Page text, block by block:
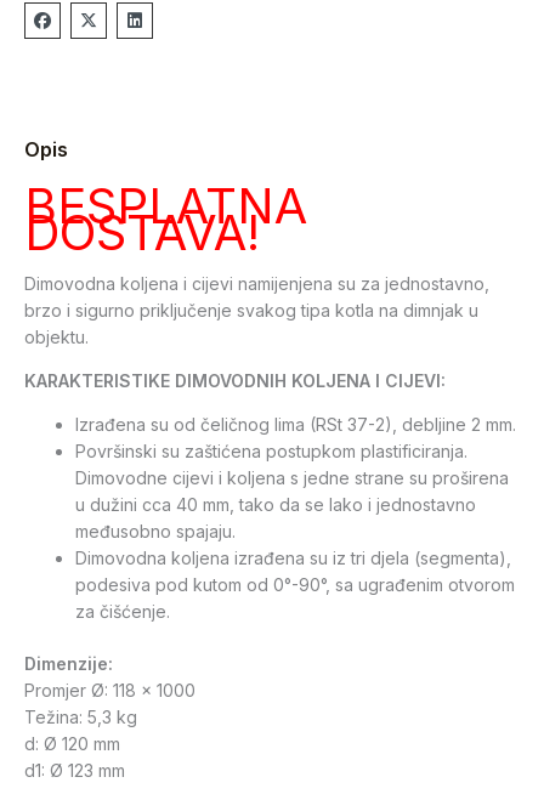
Opis
BESPLATNA
DOSTAVA!
Dimovodna koljena i cijevi namijenjena su za jednostavno,
brzo i sigurno priključenje svakog tipa kotla na dimnjak u
objektu.
KARAKTERISTIKE DIMOVODNIH KOLJENA I CIJEVI:
Izrađena su od čeličnog lima (RSt 37-2), debljine 2 mm.
Površinski su zaštićena postupkom plastificiranja.
Dimovodne cijevi i koljena s jedne strane su proširena
u dužini cca 40 mm, tako da se lako i jednostavno
međusobno spajaju.
Dimovodna koljena izrađena su iz tri djela (segmenta),
podesiva pod kutom od 0°-90°, sa ugrađenim otvorom
za čišćenje.
Dimenzije:
Promjer Ø: 118 x 1000
Težina: 5,3 kg
d: Ø 120 mm
d1: Ø 123 mm